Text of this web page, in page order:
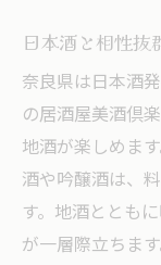
日本酒と相性抜
奈良県は日本酒
の居酒屋美酒倶
地酒が楽しめま
酒や吟醸酒は、
す。地酒ととも
が一層際立ちます